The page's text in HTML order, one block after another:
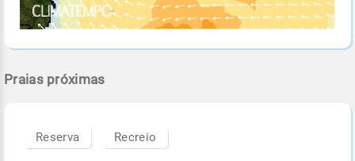
Praias próximas
Reserva Recreio